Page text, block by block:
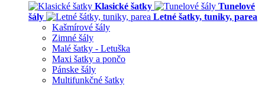
Klasické šatky
Tunelové
šály
Letné šatky, tuniky, parea
Kašmírové šály
Zimné šály
Malé šatky - Letuška
Maxi šatky a pončo
Pánske šály
Multifunkčné šatky